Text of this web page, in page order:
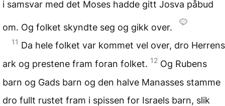
i samsvar med det Moses hadde gitt Josva påbud
om. Og folket skyndte seg og gikk over.
11 Da hele folket var kommet vel over, dro Herrens
ark og prestene fram foran folket. 12 Og Rubens
barn og Gads barn og den halve Manasses stamme
dro fullt rustet fram i spissen for Israels barn, slik